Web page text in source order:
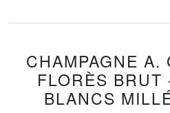
CHAMPAGNE A.
FLORÈS
BLANCS